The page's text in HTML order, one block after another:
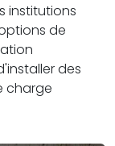
institutions
de
des
charge